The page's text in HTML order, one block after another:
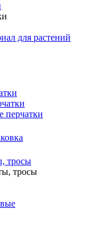
для растений
перчатки
тросы
тросы